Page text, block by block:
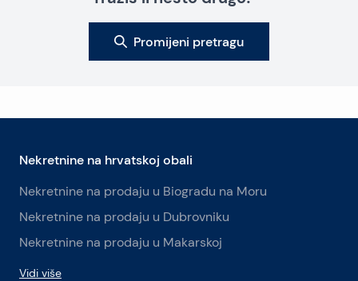
Promijeni pretragu
Nekretnine na hrvatskoj obali
Nekretnine na prodaju u Biogradu na Moru
Nekretnine na prodaju u Dubrovniku
Nekretnine na prodaju u Makarskoj
Vidi više